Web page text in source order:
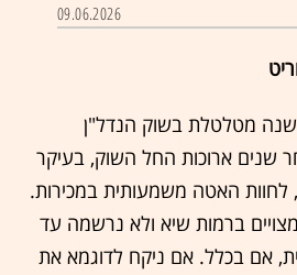
09.06.2026
מטלטלת בשוק הנדל"ן
שנים ארוכות החל השוק, בעיקר
לחוות האטה משמעותית במכירות.
ברמות שיא ולא נרשמה עד
אם בכלל. אם ניקח לדוגמא את